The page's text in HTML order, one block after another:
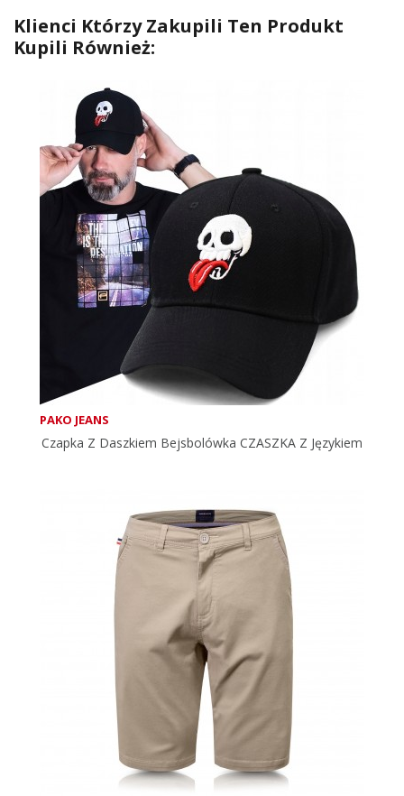
Klienci Którzy Zakupili Ten Produkt
Kupili Również:
PAKO JEANS
Czapka Z Daszkiem Bejsbolówka CZASZKA Z Językiem